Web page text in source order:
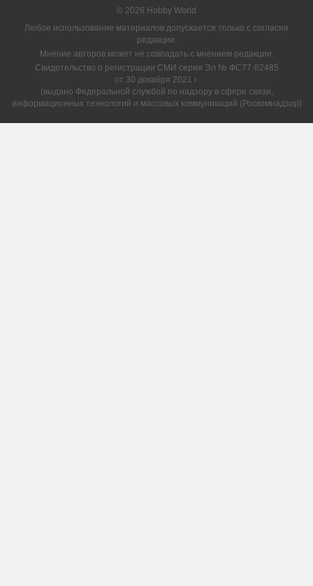
© 2026 Hobby World
Любое использование материалов допускается только с согласия
редакции.
Мнение авторов может не совпадать с мнением редакции.
Свидетельство о регистрации СМИ серия Эл № ФС77-82485
от 30 декабря 2021 г.
(выдано Федеральной службой по надзору в сфере связи,
информационных технологий и массовых коммуникаций (Роскомнадзор)